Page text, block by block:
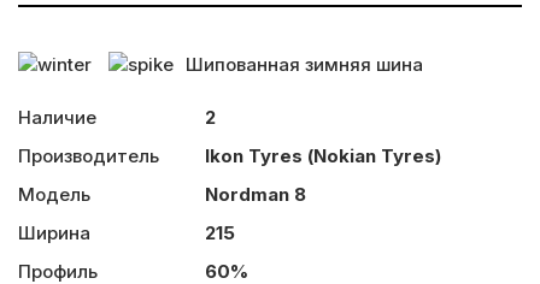
Шипованная зимняя шина
Наличие
2
Производитель
Ikon Tyres (Nokian Tyres)
Модель
Nordman 8
Ширина
215
Профиль
60%